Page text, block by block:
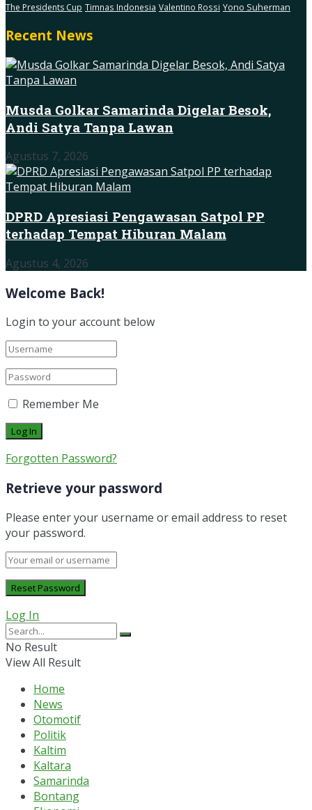
The Presidents Cup Timnas Indonesia Valentino Rossi Yono Suherman
Recent News
Musda Golkar Samarinda Digelar Besok,
Andi Satya Tanpa Lawan
Agustus 7, 2026
DPRD Apresiasi Pengawasan Satpol PP
terhadap Tempat Hiburan Malam
Agustus 4, 2026
Welcome Back!
Login to your account below
Remember Me
Forgotten Password?
Retrieve your password
Please enter your username or email address to reset
your password.
Log In
No Result
View All Result
Home
News
Otomotif
Politik
Kaltim
Kaltara
Samarinda
Bontang